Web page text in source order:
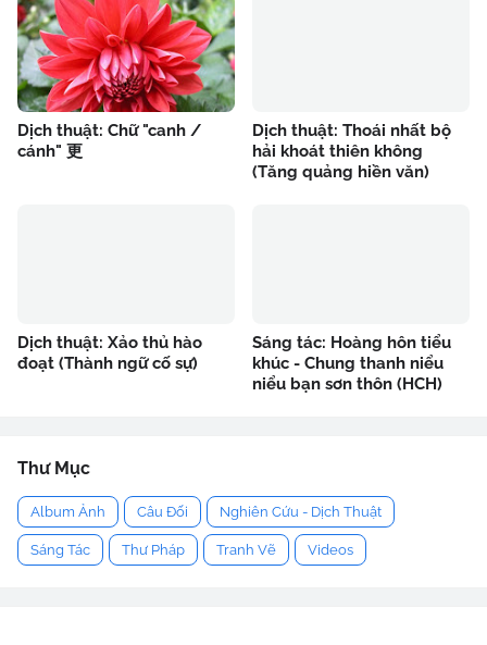
Dịch thuật: Chữ "canh /
cánh" 更
Dịch thuật: Thoái nhất bộ
hải khoát thiên không
(Tăng quảng hiền văn)
Dịch thuật: Xảo thủ hào
đoạt (Thành ngữ cố sự)
Sáng tác: Hoàng hôn tiểu
khúc - Chung thanh niểu
niểu bạn sơn thôn (HCH)
Thư Mục
Album Ảnh Câu Đối Nghiên Cứu - Dịch Thuật
Sáng Tác Thư Pháp Tranh Vẽ Videos